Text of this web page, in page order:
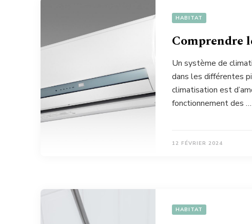
HABITAT
Comprendre
Un système de
dans les différentes
climatisation est
fonctionnement des …
12 FÉVRIER 2024
HABITAT